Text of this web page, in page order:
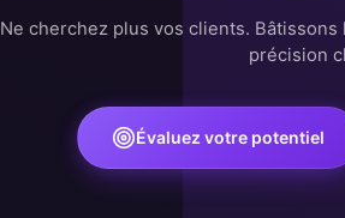
Ne cherchez plus vos clients.
précision
Évaluez votre potentiel